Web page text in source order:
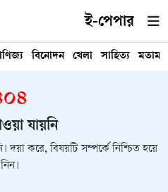
ই-পেপার
বিনোদন খেলা সাহিত্য মতামত
যায়নি
করে, বিষয়টি সম্পর্কে নিশ্চিত হয়ে
নিন।